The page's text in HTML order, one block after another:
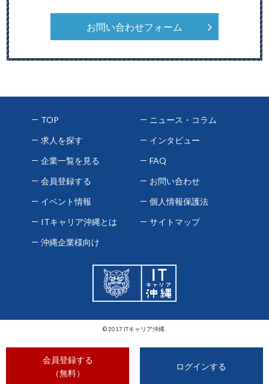
お問い合わせフォーム
会員登録する
（無料）
ログインする
TOP
求人を探す
企業一覧を見る
会員登録する
イベント情報
ITキャリア沖縄とは
沖縄企業様向け
ニュース・コラム
インタビュー
FAQ
お問い合わせ
個人情報保護法
サイトマップ
© 2017 ITキャリア沖縄 .